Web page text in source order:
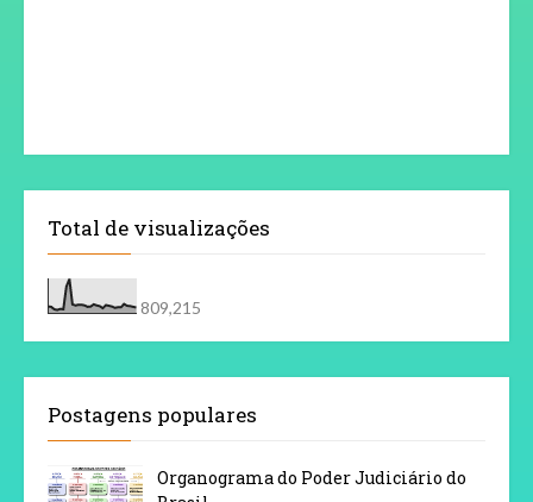
Total de visualizações
809,215
Postagens populares
Organograma do Poder Judiciário do